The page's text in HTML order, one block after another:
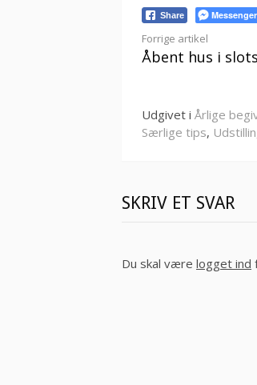
Share Messenger
Læs
Forrige artikel
Åbent hus i
Udgivet i Årlige
Særlige tips,
SKRIV ET SVAR
Du skal være logget ind